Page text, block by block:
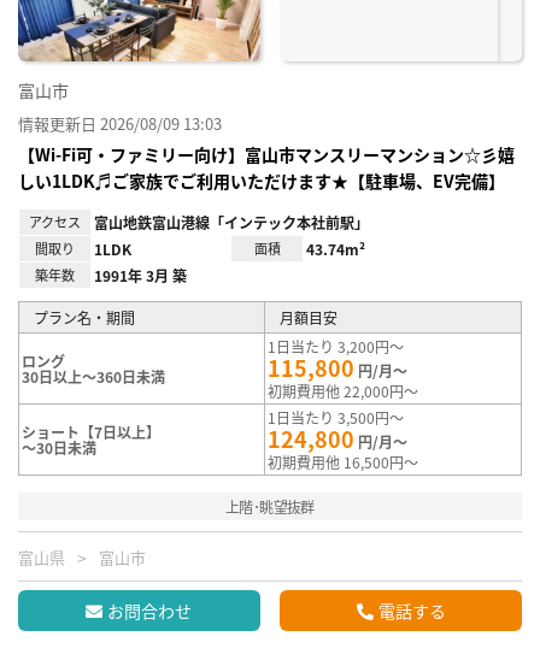
富山市
情報更新日 2026/08/09 13:03
【Wi-Fi可・ファミリー向け】富山市マンスリーマンション☆彡嬉
しい1LDK♬ご家族でご利用いただけます★【駐車場、EV完備】
アクセス 富山地鉄富山港線「インテック本社前駅」
間取り 1LDK 面積 43.74m²
築年数 1991年 3月 築
プラン名・期間 月額目安
ロング
30日以上～360日未満
1日当たり 3,200円～
115,800 円/月～
初期費用他 22,000円～
ショート【7日以上】
～30日未満
1日当たり 3,500円～
124,800 円/月～
初期費用他 16,500円～
上階･眺望抜群
富山県 富山市
お問合わせ 電話する